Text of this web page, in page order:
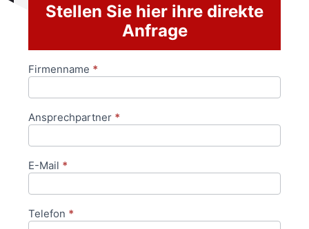
Stellen Sie hier ihre direkte
Anfrage
Anfrageformular
Firmenname *
Ansprechpartner *
E-Mail *
Telefon *